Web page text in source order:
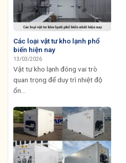
Các loại vật tư kho lạnh phổ
biến hiện nay
13/03/2026
Vật tư kho lạnh đóng vai trò
quan trọng để duy trì nhiệt độ
ổn...